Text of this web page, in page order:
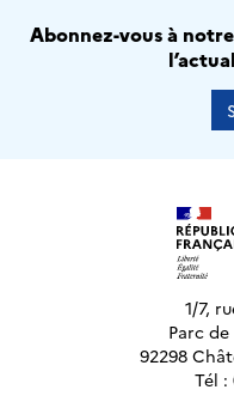
Abonnez-vous à
1/7,
Parc
92298
Tél :